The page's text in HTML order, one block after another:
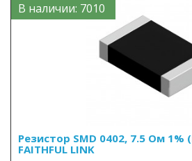
В наличии: 7010
Резистор SMD 0402, 7.5 Ом 1%
FAITHFUL LINK